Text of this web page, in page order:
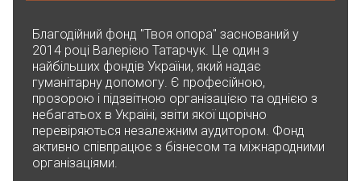
Благодійна допомога
03.11.2025 21:31
100₴
24.10.2025 12:15
₴
Благодійний фонд "Твоя опора" заснований у
2014 році Валерією Татарчук. Це один з
найбільших фондів України, який надає
гуманітарну допомогу. Є професійною,
прозорою і підзвітною організацією та однією з
небагатьох в Україні, звіти якої щорічно
перевіряються незалежним аудитором. Фонд
активно співпрацює з бізнесом та міжнародними
організаціями.